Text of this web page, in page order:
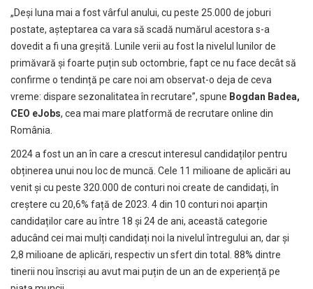
„Deși luna mai a fost vârful anului, cu peste 25.000 de joburi
postate, așteptarea ca vara să scadă numărul acestora s-a
dovedit a fi una greșită. Lunile verii au fost la nivelul lunilor de
primăvară și foarte puțin sub octombrie, fapt ce nu face decât să
confirme o tendință pe care noi am observat-o deja de ceva
vreme: dispare sezonalitatea în recrutare”, spune Bogdan Badea,
CEO eJobs, cea mai mare platformă de recrutare online din
România.
2024 a fost un an în care a crescut interesul candidaților pentru
obținerea unui nou loc de muncă. Cele 11 milioane de aplicări au
venit și cu peste 320.000 de conturi noi create de candidați, în
creștere cu 20,6% față de 2023. 4 din 10 conturi noi aparțin
candidaților care au între 18 și 24 de ani, această categorie
aducând cei mai mulți candidați noi la nivelul întregului an, dar și
2,8 milioane de aplicări, respectiv un sfert din total. 88% dintre
tinerii nou înscriși au avut mai puțin de un an de experiență pe